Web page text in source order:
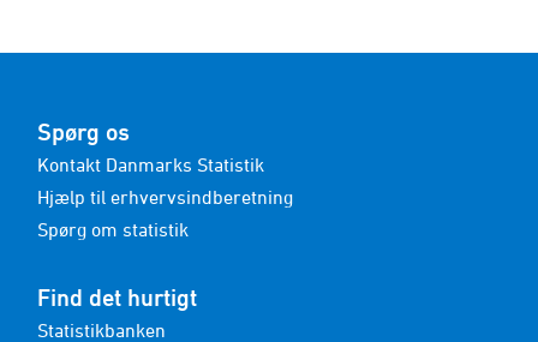
Spørg os
Kontakt Danmarks Statistik
Hjælp til erhvervsindberetning
Spørg om statistik
Find det hurtigt
Statistikbanken